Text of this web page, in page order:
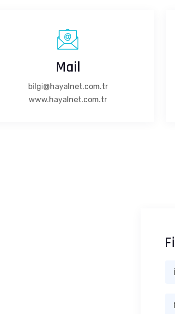
Mail
bilgi@hayalnet.com.tr
www.hayalnet.com.tr